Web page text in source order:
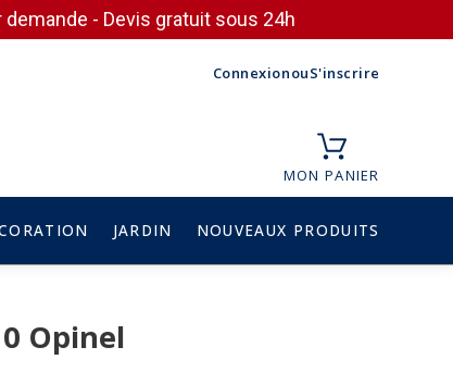
- Devis gratuit sous 24h
ConnexionouS'inscrire
MON PANIER
JARDIN NOUVEAUX PRODUITS
Opinel